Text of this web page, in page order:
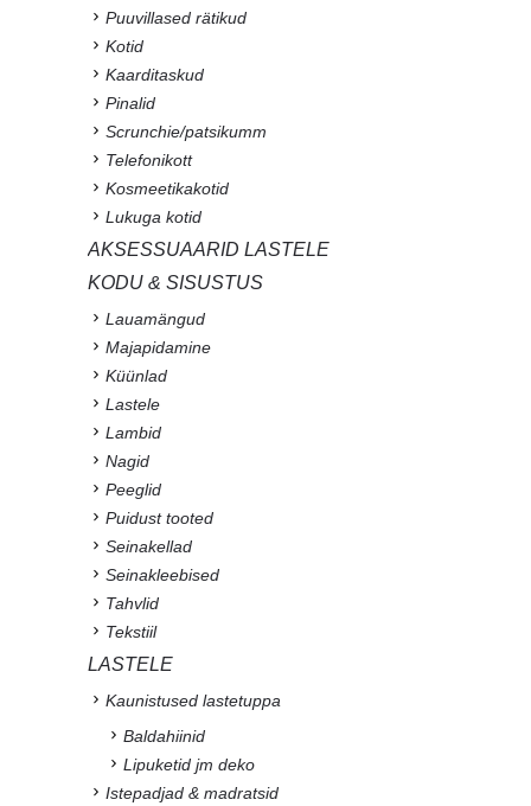
Puuvillased rätikud
Kotid
Kaarditaskud
Pinalid
Scrunchie/patsikumm
Telefonikott
Kosmeetikakotid
Lukuga kotid
AKSESSUAARID LASTELE
KODU & SISUSTUS
Lauamängud
Majapidamine
Küünlad
Lastele
Lambid
Nagid
Peeglid
Puidust tooted
Seinakellad
Seinakleebised
Tahvlid
Tekstiil
LASTELE
Kaunistused lastetuppa
Baldahiinid
Lipuketid jm deko
Istepadjad & madratsid